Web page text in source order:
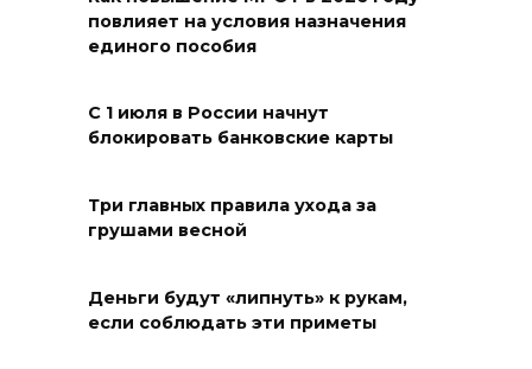
Молодые инженеры
05 августа 2026 18:32
По пути к большой трассе
Футбольный разгром в Кубке
05 августа 2026 18:30
повлияет на условия назначения
единого пособия
С 1 июля в России начнут
блокировать банковские карты
Три главных правила ухода за
грушами весной
Деньги будут «липнуть» к рукам,
если соблюдать эти приметы